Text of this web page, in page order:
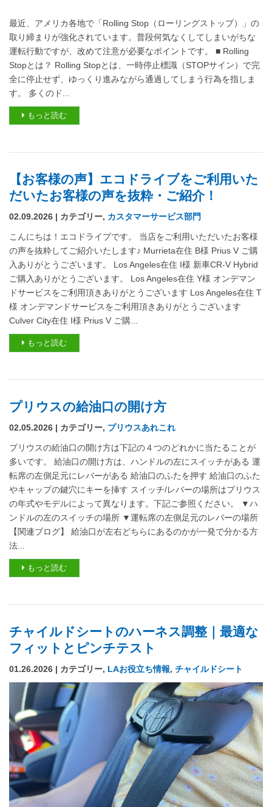
最近、アメリカ各地で「Rolling Stop（ローリングストップ）」の
取り締まりが強化されています。普段何気なくしてしまいがちな
運転行動ですが、改めて注意が必要なポイントです。 ■ Rolling
Stopとは？ Rolling Stopとは、一時停止標識（STOPサイン）で完
全に停止せず、ゆっくり進みながら通過してしまう行為を指しま
す。 多くのド...
もっと読む
【お客様の声】エコドライブをご利用いた
だいたお客様の声を抜粋・ご紹介！
02.09.2026 | カテゴリー, カスタマーサービス部門
こんにちは！エコドライブです。 当店をご利用いただいたお客様
の声を抜粋してご紹介いたします♪ Murrieta在住 B様 Prius V ご購
入ありがとうございます。 Los Angeles在住 I様 新車CR-V Hybrid
ご購入ありがとうございます。 Los Angeles在住 Y様 オンデマン
ドサービスをご利用頂きありがとうございます Los Angeles在住 T
様 オンデマンドサービスをご利用頂きありがとうございます
Culver City在住 I様 Prius V ご購...
もっと読む
プリウスの給油口の開け方
02.05.2026 | カテゴリー, プリウスあれこれ
プリウスの給油口の開け方は下記の４つのどれかに当たることが
多いです。 給油口の開け方は、ハンドルの左にスイッチがある 運
転席の左側足元にレバーがある 給油口のふたを押す 給油口のふた
やキャップの鍵穴にキーを挿す スイッチ/レバーの場所はプリウス
の年式やモデルによって異なります。下記ご参照ください。 ▼ハ
ンドルの左のスイッチの場所 ▼運転席の左側足元のレバーの場所
【関連ブログ】 給油口が左右どちらにあるのかが一発で分かる方
法...
もっと読む
チャイルドシートのハーネス調整｜最適な
フィットとピンチテスト
01.26.2026 | カテゴリー, LAお役立ち情報, チャイルドシート